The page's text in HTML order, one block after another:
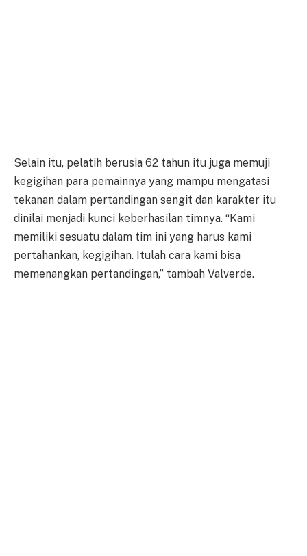
Selain itu, pelatih berusia 62 tahun itu juga memuji
kegigihan para pemainnya yang mampu mengatasi
tekanan dalam pertandingan sengit dan karakter itu
dinilai menjadi kunci keberhasilan timnya. “Kami
memiliki sesuatu dalam tim ini yang harus kami
pertahankan, kegigihan. Itulah cara kami bisa
memenangkan pertandingan,” tambah Valverde.